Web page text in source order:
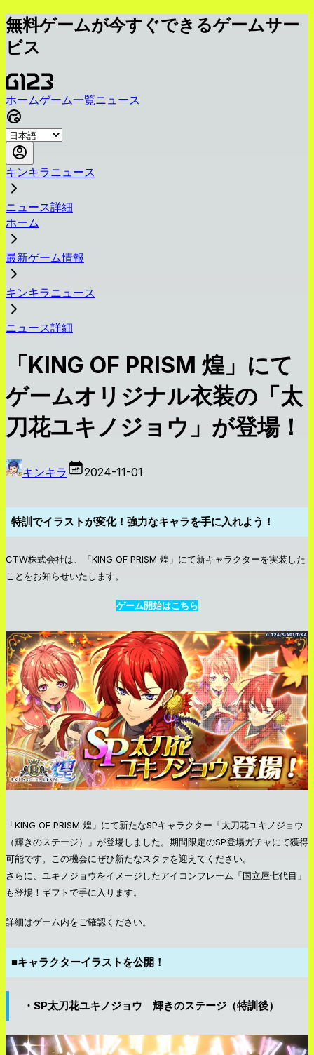
無料ゲームが今すぐできるゲームサー
ビス
ホームゲーム一覧ニュース
キンキラニュース
ニュース詳細
ホーム
最新ゲーム情報
キンキラニュース
ニュース詳細
「KING OF PRISM 煌」にて
ゲームオリジナル衣装の「太
刀花ユキノジョウ」が登場！
キンキラ 2024-11-01
特訓でイラストが変化！強力なキャラを手に入れよう！
CTW株式会社は、「KING OF PRISM 煌」にて新キャラクターを実装した
ことをお知らせいたします。
ゲーム開始はこちら
「KING OF PRISM 煌」にて新たなSPキャラクター「太刀花ユキノジョウ
（輝きのステージ）」が登場しました。期間限定のSP登場ガチャにて獲得
可能です。この機会にぜひ新たなスタァを迎えてください。
さらに、ユキノジョウをイメージしたアイコンフレーム「国立屋七代目」
も登場！ギフトで手に入ります。
詳細はゲーム内をご確認ください。
■キャラクターイラストを公開！
・SP太刀花ユキノジョウ 輝きのステージ（特訓後）